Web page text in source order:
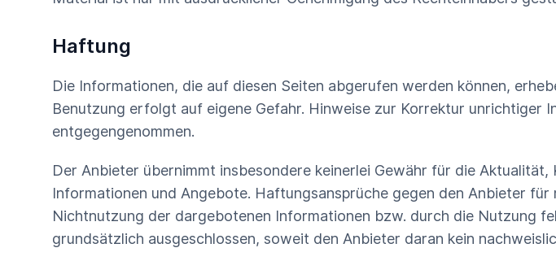
Haftung
Die Informationen, die auf diesen Seiten abgerufen werden können,
Benutzung erfolgt auf eigene Gefahr. Hinweise zur Korrektur unrichtiger
entgegengenommen.
Der Anbieter übernimmt insbesondere keinerlei Gewähr für die
Informationen und Angebote. Haftungsansprüche gegen den Anbieter
Nichtnutzung der dargebotenen Informationen bzw. durch die Nutzung
grundsätzlich ausgeschlossen, soweit den Anbieter daran kein